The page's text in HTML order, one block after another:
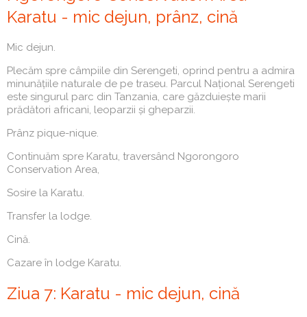
Karatu - mic dejun, prânz, cină
Mic dejun.
Plecăm spre câmpiile din Serengeti, oprind pentru a admira
minunățiile naturale de pe traseu. Parcul Național Serengeti
este singurul parc din Tanzania, care găzduiește marii
prădători africani, leoparzii și gheparzii.
Prânz pique-nique.
Continuăm spre Karatu, traversând Ngorongoro
Conservation Area,
Sosire la Karatu.
Transfer la lodge.
Cină.
Cazare în lodge Karatu.
Ziua 7: Karatu - mic dejun, cină